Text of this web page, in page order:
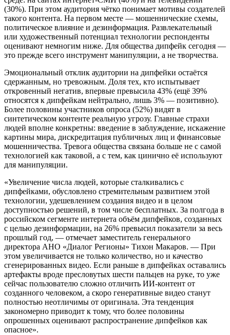
(30%). При этом аудитория чётко понимает мотивы создателей
такого контента. На первом месте — мошеннические схемы,
политическое влияние и дезинформация. Развлекательный
или художественный потенциал технологии респонденты
оценивают немногим ниже. Для общества дипфейк сегодня —
это прежде всего инструмент манипуляции, а не творчества.
Эмоциональный отклик аудитории на дипфейки остаётся
сдержанным, но тревожным. Доля тех, кто испытывает
откровенный негатив, впервые превысила 43% (ещё 39%
относятся к дипфейкам нейтрально, лишь 3% — позитивно).
Более половины участников опроса (52%) видят в
синтетическом контенте реальную угрозу. Главные страхи
людей вполне конкретны: введение в заблуждение, искажение
картины мира, дискредитация публичных лиц и финансовые
мошенничества. Тревога общества связана больше не с самой
технологией как таковой, а с тем, как цинично её используют
для манипуляции.
«Увеличение числа людей, которые сталкивались с
дипфейками, обусловлено стремительным развитием этой
технологии, удешевлением создания видео и в целом
доступностью решений, в том числе бесплатных. За полгода в
российском сегменте интернета объём дипфейков, созданных
с целью дезинформации, на 26% превысил показатели за весь
прошлый год, — отмечает заместитель генерального
директора АНО «Диалог Регионы» Тихон Макаров. — При
этом увеличивается не только количество, но и качество
сгенерированных видео. Если раньше в дипфейках оставались
артефакты вроде пресловутых шести пальцев на руке, то уже
сейчас пользователю сложно отличить ИИ-контент от
созданного человеком, а скоро генеративные видео станут
полностью неотличимы от оригинала. Эта тенденция
закономерно приводит к тому, что более половины
опрошенных оценивают распространение дипфейков как
опасное».